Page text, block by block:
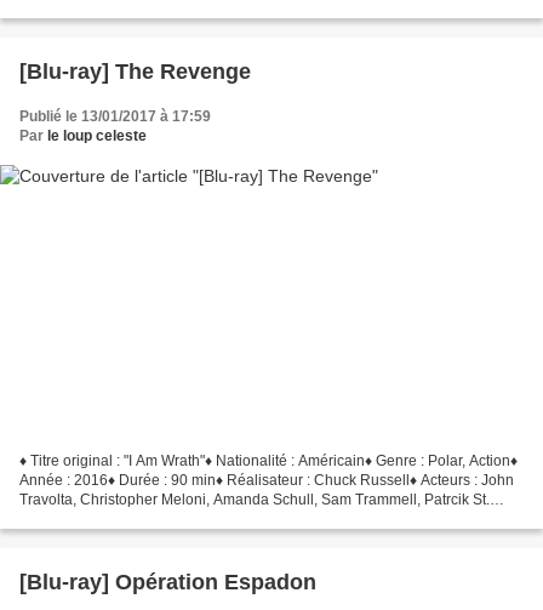
[Blu-ray] The Revenge
Publié le 13/01/2017 à 17:59
Par le loup celeste
♦ Titre original : "I Am Wrath"♦ Nationalité : Américain♦ Genre : Polar, Action♦
Année : 2016♦ Durée : 90 min♦ Réalisateur : Chuck Russell♦ Acteurs : John
Travolta, Christopher Meloni, Amanda Schull, Sam Trammell, Patrcik St.
[Blu-ray] Opération Espadon